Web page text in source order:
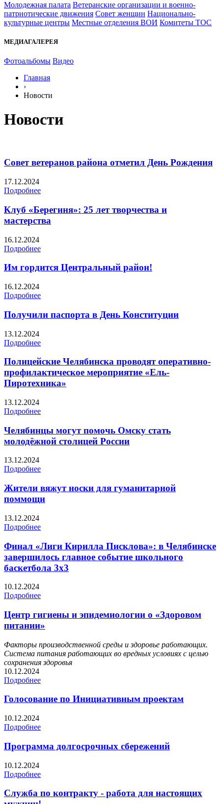
Молодежная палата Ветеранские организации и военно-
патриотические движения Совет женщин Национально-
культурные центры Местные отделения ВОИ Комитеты ТОС
МЕДИАГАЛЕРЕЯ
Фотоальбомы Видео
Главная
›
Новости
Новости
Совет ветеранов района отметил День Рождения
17.12.2024
Подробнее
Клуб «Берегиня»: 25 лет творчества и
мастерства
16.12.2024
Подробнее
Им гордится Центральный район!
16.12.2024
Подробнее
Получили паспорта в День Конституции
13.12.2024
Подробнее
Полицейские Челябинска проводят оперативно-
профилактическое мероприятие «Ель-
Пиротехника»
13.12.2024
Подробнее
Челябинцы могут помочь Омску стать
молодёжной столицей России
13.12.2024
Подробнее
Жители вяжут носки для гуманитарной
поммощи
13.12.2024
Подробнее
Финал «Лиги Кирилла Писклова»: в Челябинске
завершилось главное событие школьного
баскетбола 3х3
10.12.2024
Подробнее
Центр гигиены и эпидемиологии о «Здоровом
питании»
Факторы производственной среды и здоровье работающих.
Система питания работающих во вредных условиях с целью
сохранения здоровья
10.12.2024
Подробнее
Голосование по Инициативным проектам
10.12.2024
Подробнее
Программа долгосрочных сбережений
10.12.2024
Подробнее
Служба по контракту - работа для настоящих